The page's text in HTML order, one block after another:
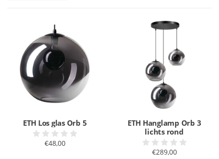
ETH Los glas Orb 5
€48,00
ETH Hanglamp Orb 3
lichts rond
€289,00